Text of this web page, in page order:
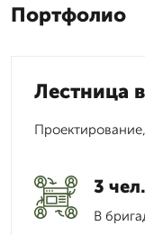
Портфолио
Лестница
3 чел.
В